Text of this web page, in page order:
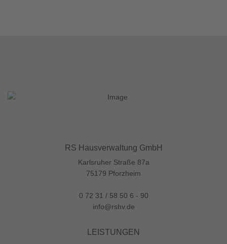
RS Hausverwaltung GmbH
Karlsruher Straße 87a
75179 Pforzheim
0 72 31 / 58 50 6 - 90
info@rshv.de
LEISTUNGEN